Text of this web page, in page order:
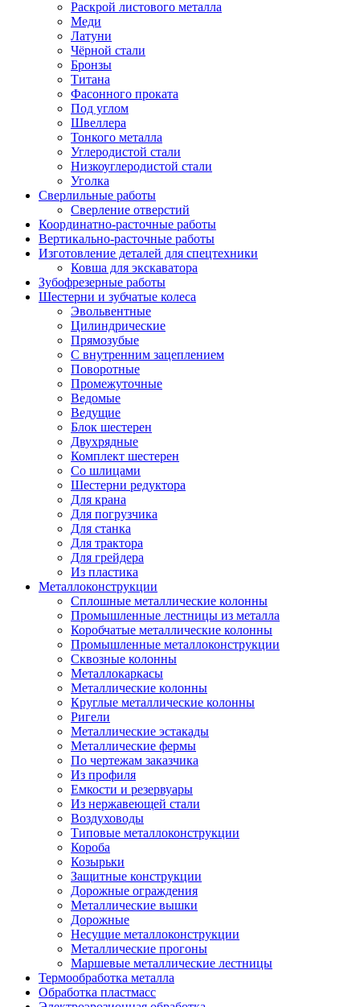
Раскрой листового металла
Меди
Латуни
Чёрной стали
Бронзы
Титана
Фасонного проката
Под углом
Швеллера
Тонкого металла
Углеродистой стали
Низкоуглеродистой стали
Уголка
Сверлильные работы
Сверление отверстий
Координатно-расточные работы
Вертикально-расточные работы
Изготовление деталей для спецтехники
Ковша для экскаватора
Зубофрезерные работы
Шестерни и зубчатые колеса
Эвольвентные
Цилиндрические
Прямозубые
С внутренним зацеплением
Поворотные
Промежуточные
Ведомые
Ведущие
Блок шестерен
Двухрядные
Комплект шестерен
Со шлицами
Шестерни редуктора
Для крана
Для погрузчика
Для станка
Для трактора
Для грейдера
Из пластика
Металлоконструкции
Сплошные металлические колонны
Промышленные лестницы из металла
Коробчатые металлические колонны
Промышленные металлоконструкции
Сквозные колонны
Металлокаркасы
Металлические колонны
Круглые металлические колонны
Ригели
Металлические эстакады
Металлические фермы
По чертежам заказчика
Из профиля
Емкости и резервуары
Из нержавеющей стали
Воздуховоды
Типовые металлоконструкции
Короба
Козырьки
Защитные конструкции
Дорожные ограждения
Металлические вышки
Дорожные
Несущие металлоконструкции
Металлические прогоны
Маршевые металлические лестницы
Термообработка металла
Обработка пластмасс